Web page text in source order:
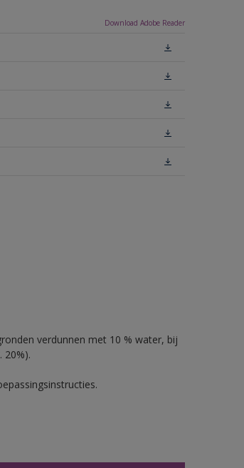
Download Adobe Reader
verdunnen met 10 % water, bij
20%).